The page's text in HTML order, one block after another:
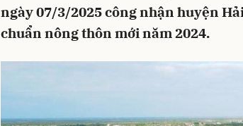
ngày 07/3/2025 công nhận huyện
chuẩn nông thôn mới năm 2024.